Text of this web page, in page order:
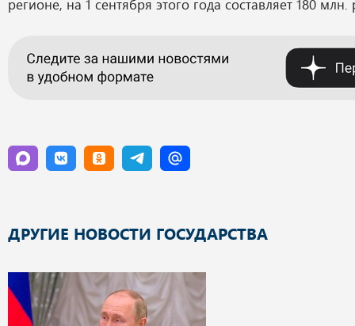
регионе, на 1 сентября этого года составляет 180 млн.
ДРУГИЕ НОВОСТИ ГОСУДАРСТВА